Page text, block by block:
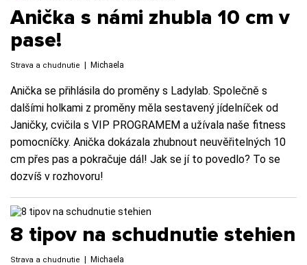
Anička s námi zhubla 10 cm v
pase!
Strava a chudnutie | Michaela
Anička se přihlásila do proměny s Ladylab. Společně s
dalšími holkami z proměny měla sestavený jídelníček od
Janičky, cvičila s VIP PROGRAMEM a užívala naše fitness
pomocníčky. Anička dokázala zhubnout neuvěřitelných 10
cm přes pas a pokračuje dál! Jak se jí to povedlo? To se
dozvíš v rozhovoru!
8 tipov na schudnutie stehien
Strava a chudnutie | Michaela